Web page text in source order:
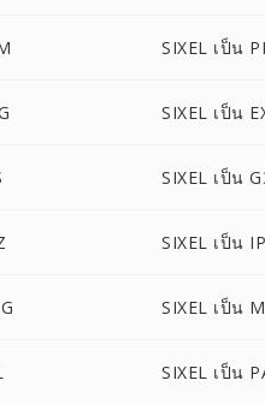
SIXEL เป็น
SIXEL เป็น
SIXEL เป็น
SIXEL เป็น
SIXEL เป็น
SIXEL เป็น